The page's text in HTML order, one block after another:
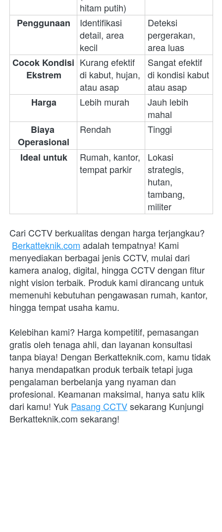
hitam putih)
Penggunaan
Identifikasi
detail, area
kecil
Deteksi
pergerakan,
area luas
Cocok Kondisi
Ekstrem
Kurang efektif
di kabut, hujan,
atau asap
Sangat efektif
di kondisi kabut
atau asap
Harga
Lebih murah
Jauh lebih
mahal
Biaya
Operasional
Rendah Tinggi
Ideal untuk
Rumah, kantor,
tempat parkir
Lokasi
strategis,
hutan,
tambang,
militer
Cari CCTV berkualitas dengan harga terjangkau?
Berkatteknik.com adalah tempatnya! Kami
menyediakan berbagai jenis CCTV, mulai dari
kamera analog, digital, hingga CCTV dengan fitur
night vision terbaik. Produk kami dirancang untuk
memenuhi kebutuhan pengawasan rumah, kantor,
hingga tempat usaha kamu.
Kelebihan kami? Harga kompetitif, pemasangan
gratis oleh tenaga ahli, dan layanan konsultasi
tanpa biaya! Dengan Berkatteknik.com, kamu tidak
hanya mendapatkan produk terbaik tetapi juga
pengalaman berbelanja yang nyaman dan
profesional. Keamanan maksimal, hanya satu klik
dari kamu! Yuk Pasang CCTV sekarang Kunjungi
Berkatteknik.com sekarang!